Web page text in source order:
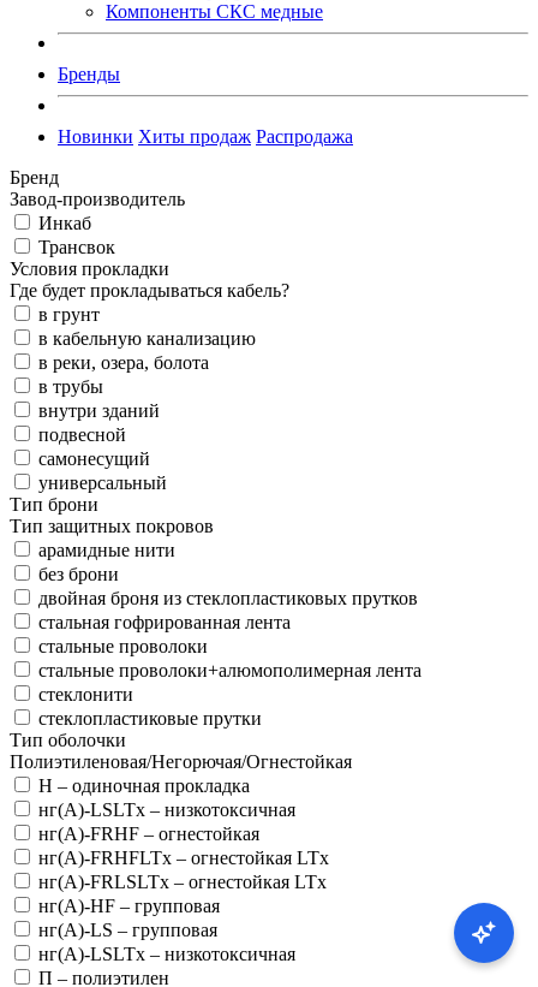
Компоненты СКС медные
Бренды
Новинки Хиты продаж Распродажа
Бренд
Завод-производитель
Инкаб
Трансвок
Условия прокладки
Где будет прокладываться кабель?
в грунт
в кабельную канализацию
в реки, озера, болота
в трубы
внутри зданий
подвесной
самонесущий
универсальный
Тип брони
Тип защитных покровов
арамидные нити
без брони
двойная броня из стеклопластиковых прутков
стальная гофрированная лента
стальные проволоки
стальные проволоки+алюмополимерная лента
стеклонити
стеклопластиковые прутки
Тип оболочки
Полиэтиленовая/Негорючая/Огнестойкая
Н – одиночная прокладка
нг(A)-LSLTx – низкотоксичная
нг(А)-FRHF – огнестойкая
нг(А)-FRHFLTx – огнестойкая LTx
нг(А)-FRLSLTx – огнестойкая LTx
нг(А)-HF – групповая
нг(А)-LS – групповая
нг(А)-LSLTx – низкотоксичная
П – полиэтилен